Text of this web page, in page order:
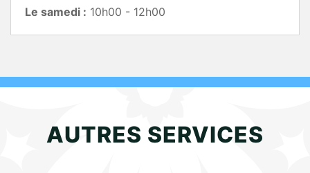
Le samedi : 10h00 - 12h00
AUTRES SERVICES